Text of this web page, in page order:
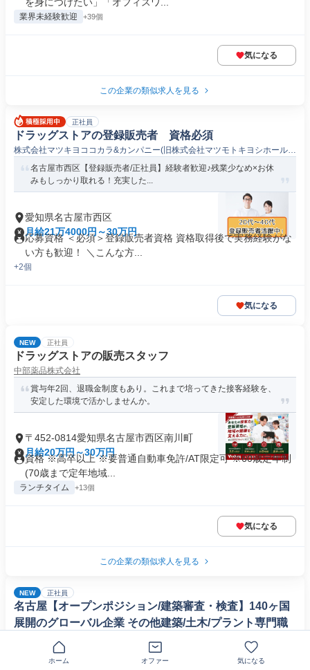
業界未経験歓迎 +39個
気になる
この企業の類似求人を見る
正社員
ドラッグストアの登録販売者 資格必須
株式会社マツキヨココカラ&カンパニー(旧株式会社マツモトキヨシホールデ
ィングス)
名古屋市西区【登録販売者/正社員】経験者歓迎♪残業少なめ×お休
みもしっかり取れる！充実した...
愛知県名古屋市西区
月給21万4000円～30万円
応募資格 ＜必須＞登録販売者資格 資格取得後で実務経験がな
い方も歓迎！ ＼こんな方...
+2個
気になる
NEW 正社員
ドラッグストアの販売スタッフ
中部薬品株式会社
賞与年2回、退職金制度もあり。これまで培ってきた接客経験を、
安定した環境で活かしませんか。
〒452-0814愛知県名古屋市西区南川町
月給20万円～30万円
資格 ※高卒以上 ※要普通自動車免許/AT限定可 ※60歳定年制
(70歳まで定年地域...
ランチタイム +13個
気になる
この企業の類似求人を見る
NEW 正社員
名古屋【オープンポジション/建築審査・検査】140ヶ国
展開のグローバル企業 その他建築/土木/プラント専門職
資格や経験を活かし、設計側から「審査・検査側」へキャリアチェ
ホーム オファー 気になる